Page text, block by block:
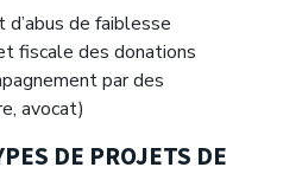
d’abus de faiblesse
fiscale des donations
par des
avocat)
DE PROJETS DE